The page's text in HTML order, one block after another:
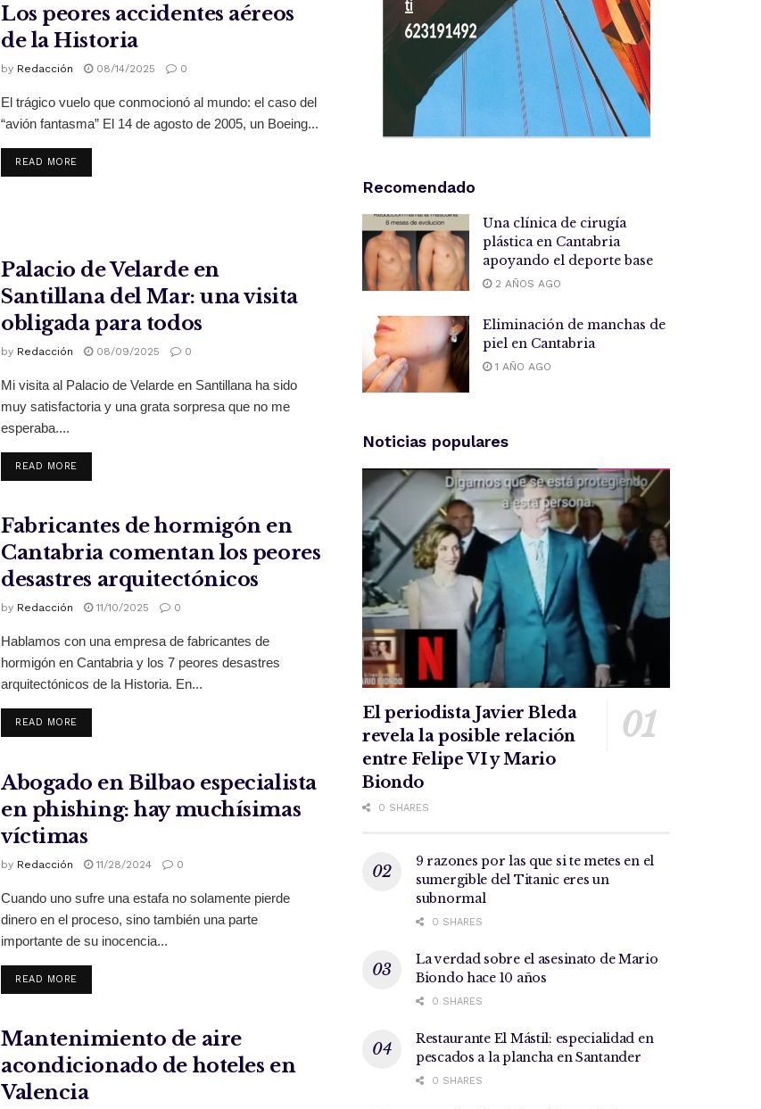
Los peores accidentes aéreos
de la Historia
by Redacción 08/14/2025 0
El trágico vuelo que conmocionó al mundo: el caso del
“avión fantasma” El 14 de agosto de 2005, un Boeing...
READ MORE
Palacio de Velarde en
Santillana del Mar: una visita
obligada para todos
by Redacción 08/09/2025 0
Mi visita al Palacio de Velarde en Santillana ha sido
muy satisfactoria y una grata sorpresa que no me
esperaba....
READ MORE
Fabricantes de hormigón en
Cantabria comentan los peores
desastres arquitectónicos
by Redacción 11/10/2025 0
Hablamos con una empresa de fabricantes de
hormigón en Cantabria y los 7 peores desastres
arquitectónicos de la Historia. En...
READ MORE
Abogado en Bilbao especialista
en phishing: hay muchísimas
víctimas
by Redacción 11/28/2024 0
Cuando uno sufre una estafa no solamente pierde
dinero en el proceso, sino también una parte
importante de su inocencia...
READ MORE
Mantenimiento de aire
acondicionado de hoteles en
Valencia
Recomendado
Una clínica de cirugía
plástica en Cantabria
apoyando el deporte base
2 AÑOS AGO
Eliminación de manchas de
piel en Cantabria
1 AÑO AGO
Noticias populares
El periodista Javier Bleda
revela la posible relación
entre Felipe VI y Mario
Biondo
0 SHARES
9 razones por las que si te metes en el
sumergible del Titanic eres un
subnormal
0 SHARES
La verdad sobre el asesinato de Mario
Biondo hace 10 años
0 SHARES
Restaurante El Mástil: especialidad en
pescados a la plancha en Santander
0 SHARES